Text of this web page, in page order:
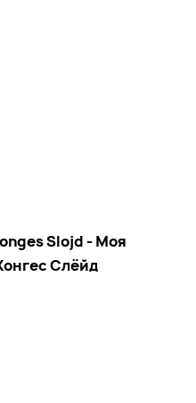
Slojd - Моя
Слёйд